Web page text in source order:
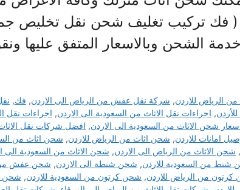
فك تركيب تغليف شحن نقل تخليص
الشحن وبالاسعار المتفق
الرياض للاردن, شركة نقل عفش من الرياض الى الاردن, فك,
, اجراءات نقل الاثاث من السعودية الى الاردن, اجراءات نقل
شحن الاثاث من السعودية الى الاردن, افضل شركات نقل
امانات للاردن, شحن اثاث من الرياض للاردن, شحن اثاث من
, شحن الاثاث من الرياض الى الاردن, شحن الاثاث من السعودية الى
شنط من السعودية للاردن, شحن شنطة الى الاردن, شحن عفش من
من الرياض للاردن, شحن كرتون من السعودية للاردن, شحن